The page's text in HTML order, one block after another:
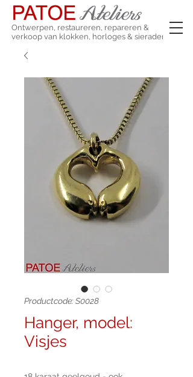
Ontwerpen, restaureren, repareren &
verkoop van klokken, horloges & sieraden
Productcode: S0028
Hanger, model:
Visjes